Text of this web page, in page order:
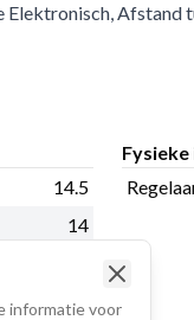
Afstand
14.5
14
informatie voor